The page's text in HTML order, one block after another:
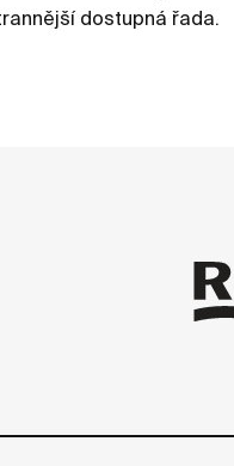
dostupná řada.